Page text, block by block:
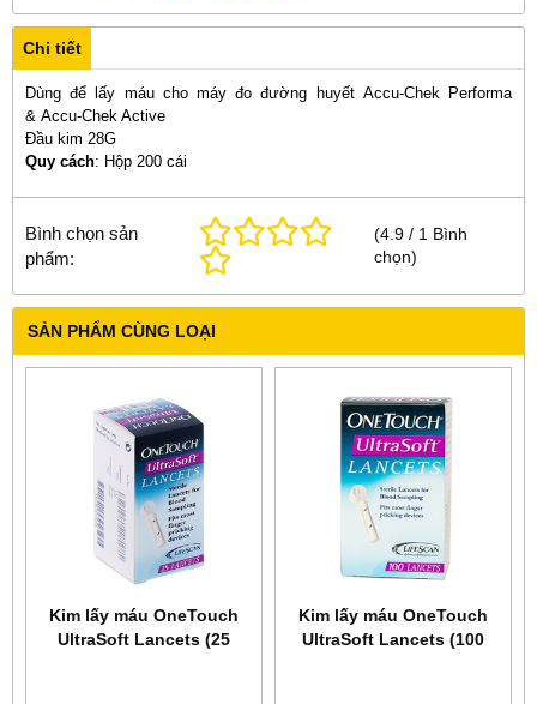
Chi tiết
Dùng để lấy máu cho máy đo đường huyết Accu-Chek Performa
& Accu-Chek Active
Đầu kim 28G
Quy cách: Hộp 200 cái
Bình chọn sản
phẩm:
(4.9 / 1 Bình
chọn)
SẢN PHẨM CÙNG LOẠI
Kim lấy máu OneTouch
UltraSoft Lancets (25
Kim lấy máu OneTouch
UltraSoft Lancets (100